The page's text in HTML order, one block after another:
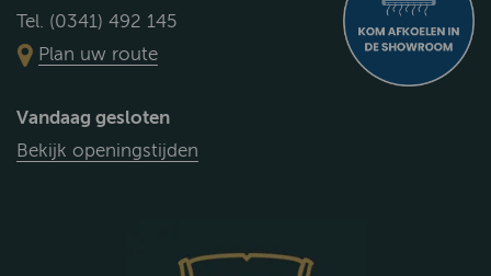
Tel. (0341) 492 145
Plan uw route
Vandaag gesloten
Bekijk openingstijden